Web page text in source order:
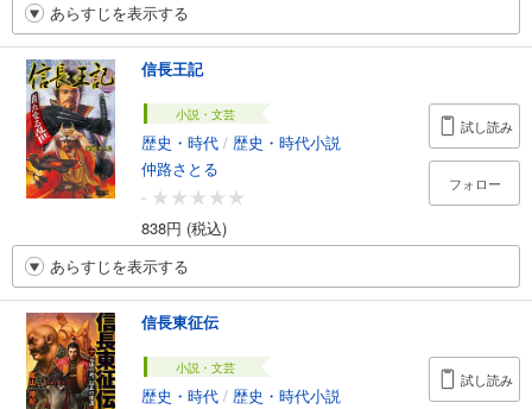
あらすじを表示する
信長王記
小説・文芸
歴史・時代 / 歴史・時代小説
仲路さとる
-
838円 (税込)
試し読み
フォロー
あらすじを表示する
信長東征伝
小説・文芸
歴史・時代 / 歴史・時代小説
試し読み